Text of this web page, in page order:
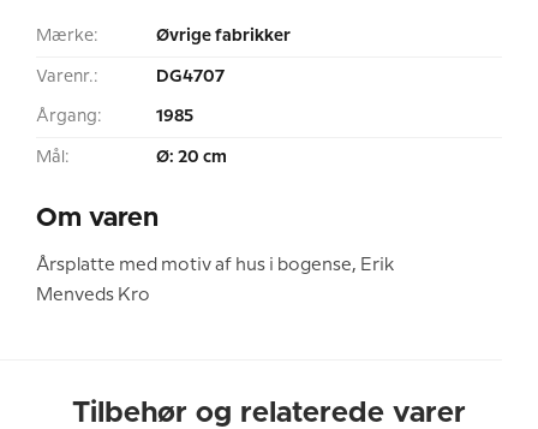
Mærke: Øvrige fabrikker
Varenr.: DG4707
Årgang: 1985
Mål: Ø: 20 cm
Om varen
Årsplatte med motiv af hus i bogense, Erik
Menveds Kro
Tilbehør og relaterede varer